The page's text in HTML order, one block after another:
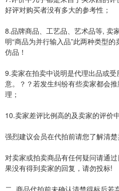
好评对购买者没有多大的参考性；
8.品牌商品、工艺品、艺术品等, 卖
明“商品为并行输入品”此两种类型
仿品！
9.卖家在拍卖中说明是代理出品或
意。？？若发生纠纷有些卖家都会
理；
10.卖家差评比例高的及卖家的评价
强烈建议会员在代拍前请您了解清
对卖家或拍卖商品有任何疑问请通
果没有得到卖家的回复，请勿投标!
二. 商品代拍前未确认清楚得标后若